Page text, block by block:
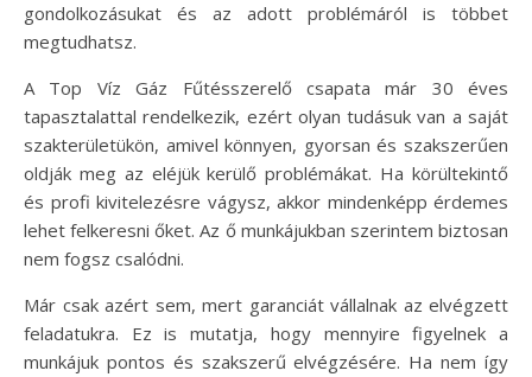
gondolkozásukat és az adott problémáról is többet
megtudhatsz.
A Top Víz Gáz Fűtésszerelő csapata már 30 éves
tapasztalattal rendelkezik, ezért olyan tudásuk van a saját
szakterületükön, amivel könnyen, gyorsan és szakszerűen
oldják meg az eléjük kerülő problémákat. Ha körültekintő
és profi kivitelezésre vágysz, akkor mindenképp érdemes
lehet felkeresni őket. Az ő munkájukban szerintem biztosan
nem fogsz csalódni.
Már csak azért sem, mert garanciát vállalnak az elvégzett
feladatukra. Ez is mutatja, hogy mennyire figyelnek a
munkájuk pontos és szakszerű elvégzésére. Ha nem így